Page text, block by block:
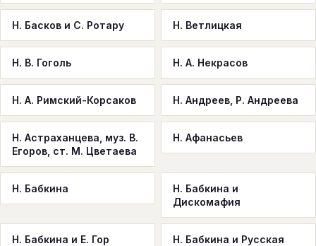
Н. Басков и С. Ротару Н. Ветлицкая
Н. B. Гоголь Н. А. Некрасов
Н. А. Римский-Корсаков Н. Андреев, Р. Андреева
Н. Астраханцева, муз. В.
Егоров, ст. М. Цветаева
Н. Афанасьев
Н. Бабкина
Н. Бабкина и
Дискомафия
Н. Бабкина и Е. Гор
Н. Бабкина и Русская